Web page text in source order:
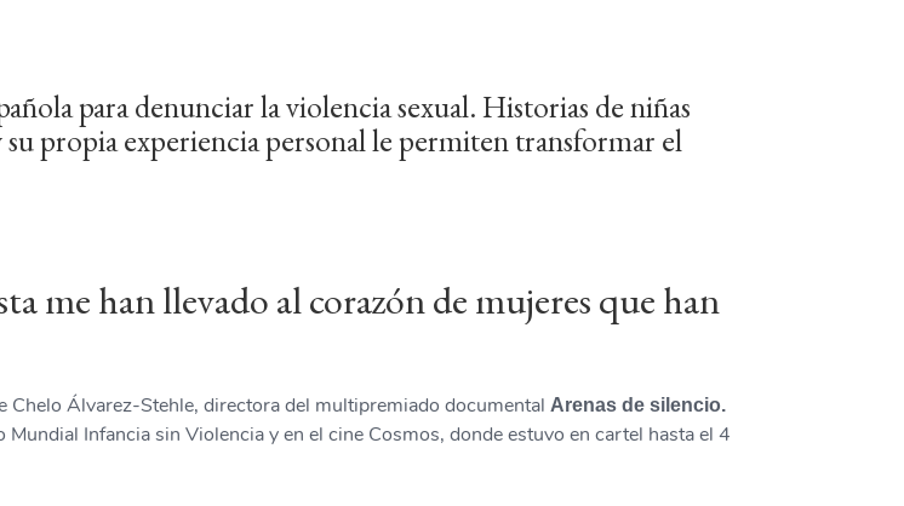
para denunciar la violencia sexual. Historias de niñas
propia experiencia personal le permiten transformar el
me han llevado al corazón de mujeres que han
Álvarez-Stehle, directora del multipremiado documental Arenas de silencio.
Infancia sin Violencia y en el cine Cosmos, donde estuvo en cartel hasta el 4